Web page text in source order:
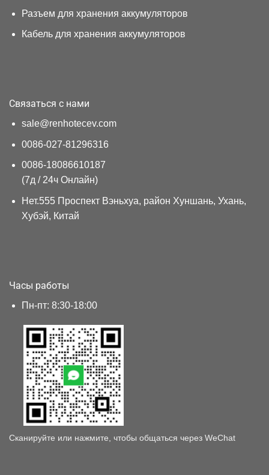
Разъем для хранения аккумуляторов
Кабель для хранения аккумуляторов
Связаться с нами
sale@renhotecev.com
0086-027-81296316
0086-18086610187
(7д / 24ч Онлайн)
Нет.555 Проспект Вэньхуа, район Хуншань, Ухань,
Хубэй, Китай
Часы работы
Пн-пт: 8:30-18:00
Сканируйте или нажмите, чтобы общаться через WeChat